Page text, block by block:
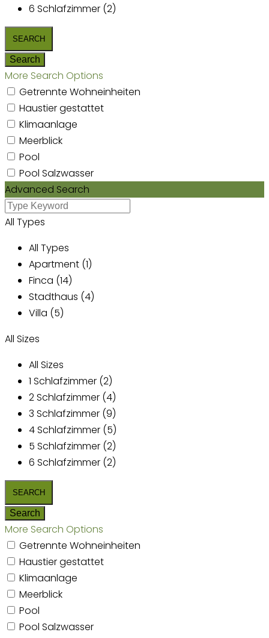
6 Schlafzimmer (2)
More Search Options
Getrennte Wohneinheiten
Haustier gestattet
Klimaanlage
Meerblick
Pool
Pool Salzwasser
Advanced Search
All Types
All Types
Apartment (1)
Finca (14)
Stadthaus (4)
Villa (5)
All Sizes
All Sizes
1 Schlafzimmer (2)
2 Schlafzimmer (4)
3 Schlafzimmer (9)
4 Schlafzimmer (5)
5 Schlafzimmer (2)
6 Schlafzimmer (2)
More Search Options
Getrennte Wohneinheiten
Haustier gestattet
Klimaanlage
Meerblick
Pool
Pool Salzwasser